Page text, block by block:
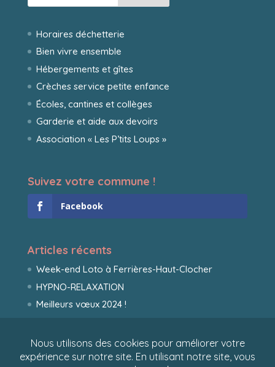
Horaires déchetterie
Bien vivre ensemble
Hébergements et gîtes
Crèches service petite enfance
Écoles, cantines et collèges
Garderie et aide aux devoirs
Association « Les P’tits Loups »
Suivez votre commune !
Facebook
Articles récents
Week-end Loto à Ferrières-Haut-Clocher
HYPNO-RELAXATION
Meilleurs vœux 2024 !